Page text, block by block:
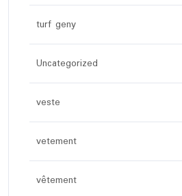
turf geny
Uncategorized
veste
vetement
vêtement